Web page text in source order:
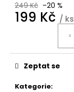
249 Kč –20 %
199 Kč / ks
Kategorie:
Zeptat se
u
m